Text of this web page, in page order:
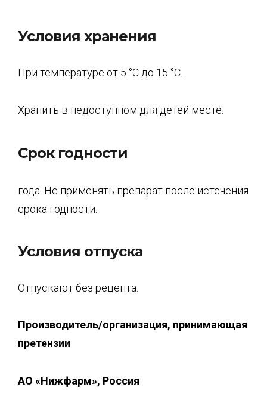
Условия хранения
При температуре от 5 °C до 15 °C.
Хранить в недоступном для детей месте.
Срок годности
года. Не применять препарат после истечения
срока годности.
Условия отпуска
Отпускают без рецепта.
Производитель/организация, принимающая
претензии
АО «Нижфарм», Россия